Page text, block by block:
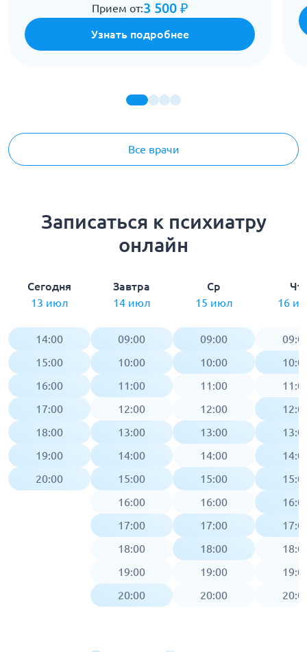
Все врачи
Прием от:3 500 ₽
Узнать подробнее
Записаться к психиатру
онлайн
Сегодня
13 июл
14:00
15:00
16:00
17:00
18:00
19:00
20:00
Завтра
14 июл
09:00
10:00
11:00
12:00
13:00
14:00
15:00
16:00
17:00
18:00
19:00
20:00
Ср
15 июл
09:00
10:00
11:00
12:00
13:00
14:00
15:00
16:00
17:00
18:00
19:00
20:00
Чт
16